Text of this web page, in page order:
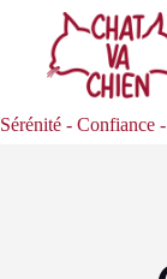
Sérénité - Confiance